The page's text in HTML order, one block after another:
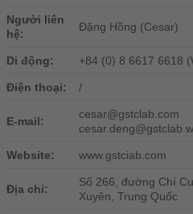
Người liên
hệ:
Đặng Hồng (Cesar)
Di động: +84 (0) 8 6617 6618
Điện thoại: /
E-mail:
cesar@gstclab.com
Website: www.gstciab.com
Địa chỉ:
Số 266, đường Chí
Xuyên, Trung Quốc